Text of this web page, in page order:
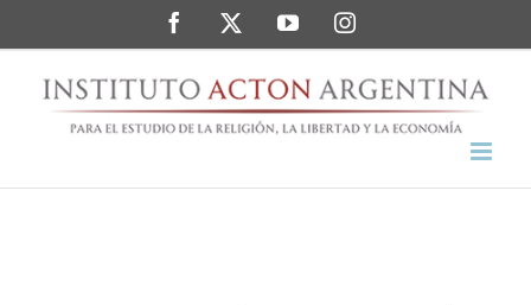
al
contenido
FacebookTwitterYouTubeInstagram